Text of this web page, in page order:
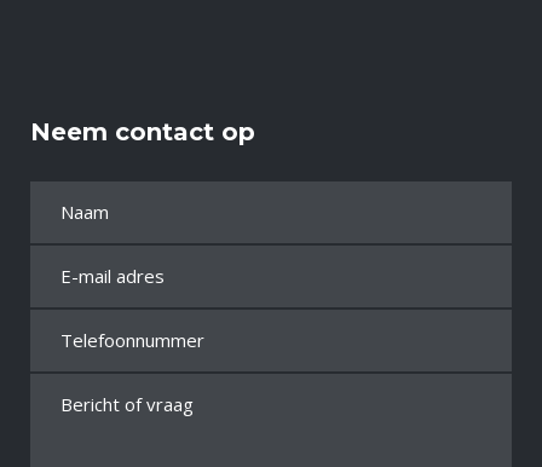
Neem contact op